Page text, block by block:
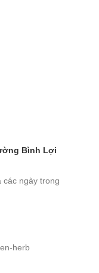
Bình Lợi
các ngày trong
herb